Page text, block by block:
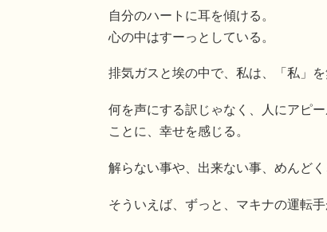
自分のハートに耳を傾ける。
心の中はすーっとしている。
排気ガスと埃の中で、私は、「私」
何を声にする訳じゃなく、人にアピ
ことに、幸せを感じる。
解らない事や、出来ない事、めんど
そういえば、ずっと、マキナの運転